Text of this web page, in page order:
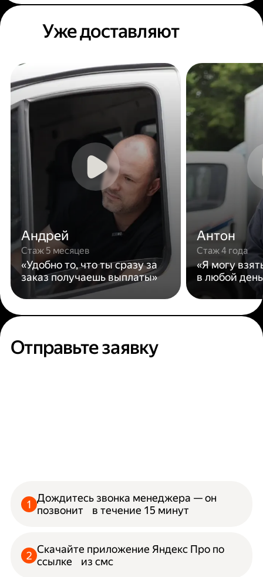
Уже доставляют
Андрей
Стаж 5 месяцев
«Удобно то, что ты сразу за
заказ получаешь выплаты»
Антон
Стаж 4 года
«Я могу
в любой
Отправьте заявку
Дождитесь звонка менеджера — он
позвонит в течение 15 минут
Скачайте приложение Яндекс Про по
ссылке из смс